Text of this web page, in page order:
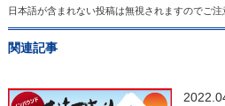
日本語が含まれない投稿は無視されますのでご注
関連記事